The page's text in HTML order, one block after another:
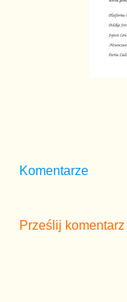
Komentarze
Prześlij komentarz